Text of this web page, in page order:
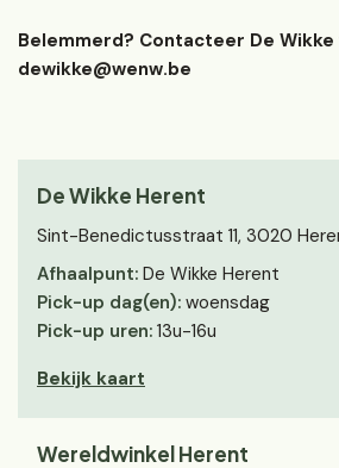
Belemmerd? Contacteer De Wikke
dewikke@wenw.be
De Wikke Herent
Sint-Benedictusstraat 11, 3020
Afhaalpunt: De Wikke Herent
Pick-up dag(en): woensdag
Pick-up uren: 13u-16u
Bekijk kaart
Wereldwinkel Herent